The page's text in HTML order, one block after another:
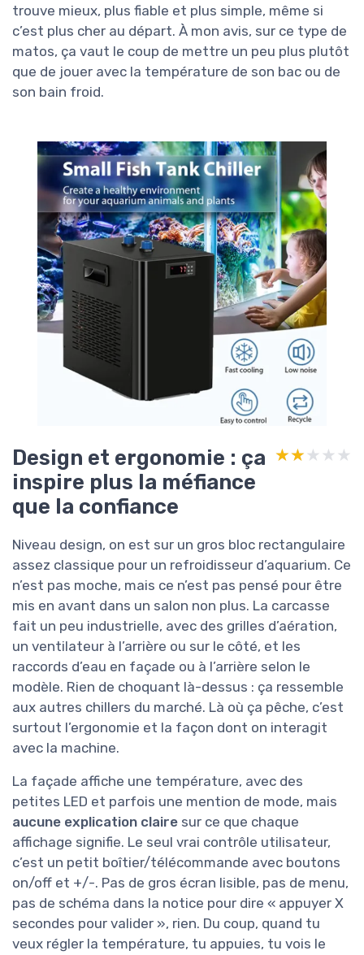
trouve mieux, plus fiable et plus simple, même si
c’est plus cher au départ. À mon avis, sur ce type de
matos, ça vaut le coup de mettre un peu plus plutôt
que de jouer avec la température de son bac ou de
son bain froid.
Design et ergonomie : ça
inspire plus la méfiance
que la confiance
★★★★★
★★★★★
Niveau design, on est sur un gros bloc rectangulaire
assez classique pour un refroidisseur d’aquarium. Ce
n’est pas moche, mais ce n’est pas pensé pour être
mis en avant dans un salon non plus. La carcasse
fait un peu industrielle, avec des grilles d’aération,
un ventilateur à l’arrière ou sur le côté, et les
raccords d’eau en façade ou à l’arrière selon le
modèle. Rien de choquant là-dessus : ça ressemble
aux autres chillers du marché. Là où ça pêche, c’est
surtout l’ergonomie et la façon dont on interagit
avec la machine.
La façade affiche une température, avec des
petites LED et parfois une mention de mode, mais
aucune explication claire sur ce que chaque
affichage signifie. Le seul vrai contrôle utilisateur,
c’est un petit boîtier/télécommande avec boutons
on/off et +/-. Pas de gros écran lisible, pas de menu,
pas de schéma dans la notice pour dire « appuyer X
secondes pour valider », rien. Du coup, quand tu
veux régler la température, tu appuies, tu vois le